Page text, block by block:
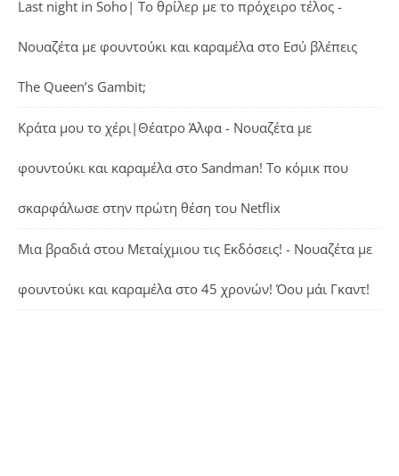
Last night in Soho| Το θρίλερ με το πρόχειρο τέλος -
Νουαζέτα με φουντούκι και καραμέλα στο Εσύ βλέπεις
The Queen’s Gambit;
Κράτα μου το χέρι|Θέατρο Άλφα - Νουαζέτα με
φουντούκι και καραμέλα στο Sandman! Το κόμικ που
σκαρφάλωσε στην πρώτη θέση του Netflix
Μια βραδιά στου Μεταίχμιου τις Εκδόσεις! - Νουαζέτα με
φουντούκι και καραμέλα στο 45 χρονών! Όου μάι Γκαντ!